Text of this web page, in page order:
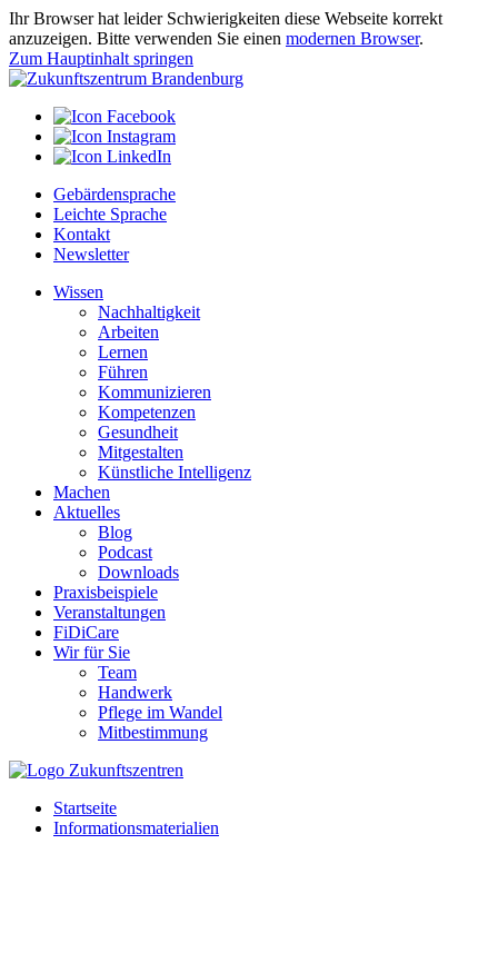
Ihr Browser hat leider Schwierigkeiten diese Webseite korrekt
anzuzeigen. Bitte verwenden Sie einen modernen Browser.
Zum Hauptinhalt springen
Gebärdensprache
Leichte Sprache
Kontakt
Newsletter
Wissen
Nachhaltigkeit
Arbeiten
Lernen
Führen
Kommunizieren
Kompetenzen
Gesundheit
Mitgestalten
Künstliche Intelligenz
Machen
Aktuelles
Blog
Podcast
Downloads
Praxisbeispiele
Veranstaltungen
FiDiCare
Wir für Sie
Team
Handwerk
Pflege im Wandel
Mitbestimmung
Startseite
Informationsmaterialien